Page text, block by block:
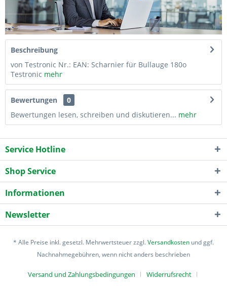
Beschreibung
von Testronic Nr.: EAN: Scharnier für Bullauge 180o
Testronic mehr
Bewertungen
0
Bewertungen lesen, schreiben und diskutieren... mehr
Service Hotline
Shop Service
Informationen
Newsletter
* Alle Preise inkl. gesetzl. Mehrwertsteuer zzgl.Versandkosten und ggf.
Nachnahmegebühren, wenn nicht anders beschrieben
Versand und Zahlungsbedingungen Widerrufsrecht